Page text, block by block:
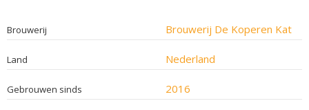
Brouwerij Brouwerij De Koperen Kat
Land Nederland
Gebrouwen sinds 2016